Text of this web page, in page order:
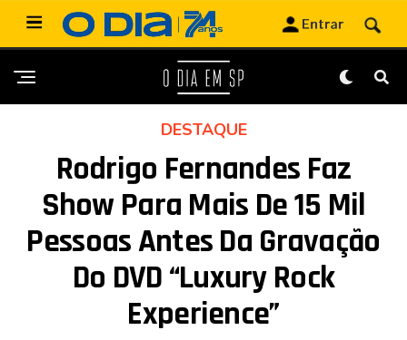
DESTAQUE
Rodrigo Fernandes Faz
Show Para Mais De 15 Mil
Pessoas Antes Da Gravação
Do DVD “Luxury Rock
Experience”